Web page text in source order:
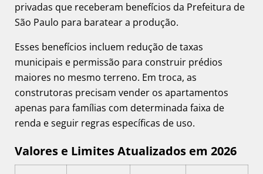
privadas que receberam benefícios da Prefeitura de
São Paulo para baratear a produção.
Esses benefícios incluem redução de taxas
municipais e permissão para construir prédios
maiores no mesmo terreno. Em troca, as
construtoras precisam vender os apartamentos
apenas para famílias com determinada faixa de
renda e seguir regras específicas de uso.
Valores e Limites Atualizados em 2026